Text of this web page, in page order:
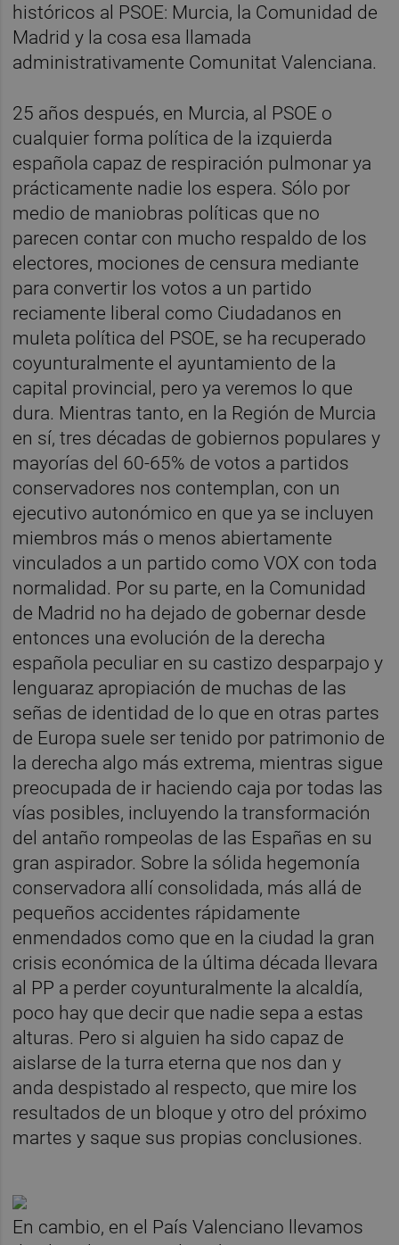
históricos al PSOE: Murcia, la Comunidad de
Madrid y la cosa esa llamada
administrativamente Comunitat Valenciana.
25 años después, en Murcia, al PSOE o
cualquier forma política de la izquierda
española capaz de respiración pulmonar ya
prácticamente nadie los espera. Sólo por
medio de maniobras políticas que no
parecen contar con mucho respaldo de los
electores, mociones de censura mediante
para convertir los votos a un partido
reciamente liberal como Ciudadanos en
muleta política del PSOE, se ha recuperado
coyunturalmente el ayuntamiento de la
capital provincial, pero ya veremos lo que
dura. Mientras tanto, en la Región de Murcia
en sí, tres décadas de gobiernos populares y
mayorías del 60-65% de votos a partidos
conservadores nos contemplan, con un
ejecutivo autonómico en que ya se incluyen
miembros más o menos abiertamente
vinculados a un partido como VOX con toda
normalidad. Por su parte, en la Comunidad
de Madrid no ha dejado de gobernar desde
entonces una evolución de la derecha
española peculiar en su castizo desparpajo y
lenguaraz apropiación de muchas de las
señas de identidad de lo que en otras partes
de Europa suele ser tenido por patrimonio de
la derecha algo más extrema, mientras sigue
preocupada de ir haciendo caja por todas las
vías posibles, incluyendo la transformación
del antaño rompeolas de las Españas en su
gran aspirador. Sobre la sólida hegemonía
conservadora allí consolidada, más allá de
pequeños accidentes rápidamente
enmendados como que en la ciudad la gran
crisis económica de la última década llevara
al PP a perder coyunturalmente la alcaldía,
poco hay que decir que nadie sepa a estas
alturas. Pero si alguien ha sido capaz de
aislarse de la turra eterna que nos dan y
anda despistado al respecto, que mire los
resultados de un bloque y otro del próximo
martes y saque sus propias conclusiones.
En cambio, en el País Valenciano llevamos